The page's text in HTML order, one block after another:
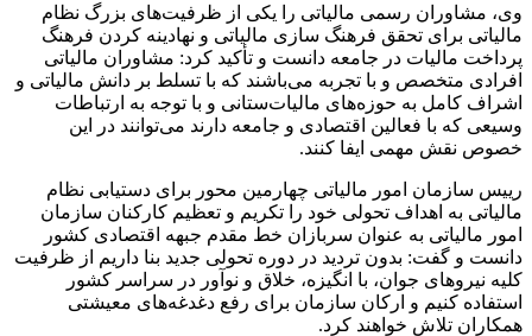
وی، مشاوران رسمی مالیاتی را یکی از ظرفیت‌های بزرگ نظام
مالیاتی برای تحقق فرهنگ سازی مالیاتی و نهادینه کردن فرهنگ
پرداخت مالیات در جامعه دانست و تأکید کرد: مشاوران مالیاتی
افرادی متخصص و با تجربه می‌باشند که با تسلط بر دانش مالیاتی و
اشراف کامل به حوزه‌های مالیات‌ستانی و با توجه به ارتباطات
وسیعی که با فعالین اقتصادی و جامعه دارند می‌توانند در این
خصوص نقش مهمی ایفا کنند.
رییس سازمان امور مالیاتی چهارمین محور برای دستیابی نظام
مالیاتی به اهداف تحولی خود را تکریم و تعظیم کارکنان سازمان
امور مالیاتی به عنوان سربازان خط مقدم جبهه اقتصادی کشور
دانست و گفت: بدون تردید در دوره تحولی جدید بنا داریم از ظرفیت
کلیه نیروهای جوان، با انگیزه، خلاق و نوآور در سراسر کشور
استفاده کنیم و ارکان سازمان برای رفع دغدغه‌های معیشتی
همکاران تلاش خواهند کرد.